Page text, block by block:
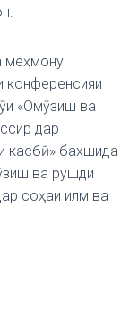
меҳмону
конференсияи
«Омӯзиш ва
дар
касбӣ» бахшида
ва рушди
соҳаи илм ва